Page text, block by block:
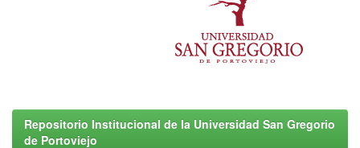
Repositorio Institucional de la Universidad San Gregorio
de Portoviejo